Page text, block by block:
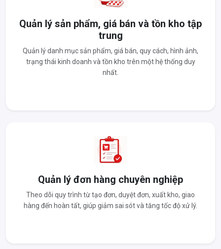
Quản lý sản phẩm, giá bán và tồn kho tập
trung
Quản lý danh mục sản phẩm, giá bán, quy cách, hình ảnh,
trạng thái kinh doanh và tồn kho trên một hệ thống duy
nhất.
Quản lý đơn hàng chuyên nghiệp
Theo dõi quy trình từ tạo đơn, duyệt đơn, xuất kho, giao
hàng đến hoàn tất, giúp giảm sai sót và tăng tốc độ xử lý.